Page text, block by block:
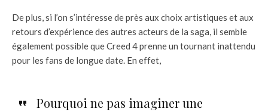
De plus, si l’on s’intéresse de près aux choix artistiques et aux
retours d’expérience des autres acteurs de la saga, il semble
également possible que Creed 4 prenne un tournant inattendu
pour les fans de longue date. En effet,
Pourquoi ne pas imaginer une